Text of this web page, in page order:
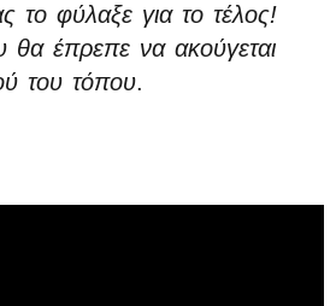
το φύλαξε για το τέλος!
έπρεπε να ακούγεται
του τόπου.